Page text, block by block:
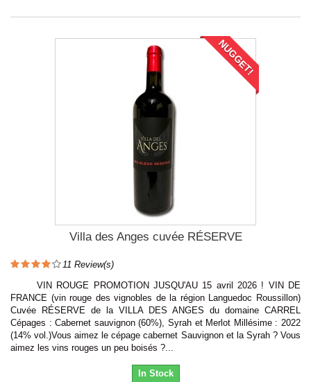
NUGGET!
Villa des Anges cuvée RÉSERVE
11 Review(s)
VIN ROUGE PROMOTION JUSQU'AU 15 avril 2026 ! VIN DE
FRANCE (vin rouge des vignobles de la région Languedoc Roussillon)
Cuvée RÉSERVE de la VILLA DES ANGES du domaine CARREL
Cépages : Cabernet sauvignon (60%), Syrah et Merlot Millésime : 2022
(14% vol.)Vous aimez le cépage cabernet Sauvignon et la Syrah ? Vous
aimez les vins rouges un peu boisés ?...
In Stock